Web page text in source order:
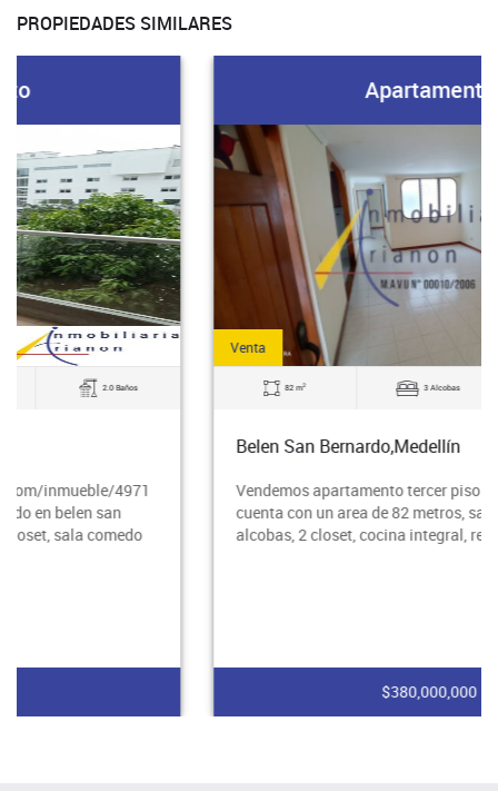
PROPIEDADES SIMILARES
Venta
82 m2 3 Alcobas 3.0 Baños
Belen San Bernardo,Medellín
Vendemos apartamento tercer piso en San Bernardo
cuenta con un area de 82 metros, sala, comedor, 3
alcobas, 2 closet, cocina integral, red de gas,